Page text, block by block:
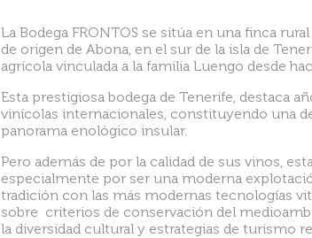
l
a
p
a
c
t
v
a
)
La Bodega FRONTOS se sitúa en una finca
de origen de Abona, en el sur de la isla de
agrícola vinculada a la familia Luengo desde
Esta prestigiosa bodega de Tenerife, destaca
vinícolas internacionales, constituyendo una
panorama enológico insular.
Pero además de por la calidad de sus vinos,
especialmente por ser una moderna
tradición con las más modernas tecnologías
sobre criterios de conservación del
la diversidad cultural y estrategias de turismo